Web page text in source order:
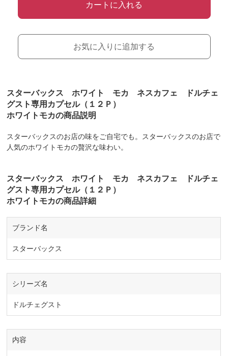
カートに入れる
お気に入りに追加する
スターバックス ホワイト モカ ネスカフェ ドルチェ
グスト専用カプセル（１２Ｐ）
ホワイトモカの商品説明
スターバックスのお店の味をご自宅でも。スターバックスのお店で
人気のホワイトモカの贅沢な味わい。
スターバックス ホワイト モカ ネスカフェ ドルチェ
グスト専用カプセル（１２Ｐ）
ホワイトモカの商品詳細
ブランド名
スターバックス
シリーズ名
ドルチェグスト
内容